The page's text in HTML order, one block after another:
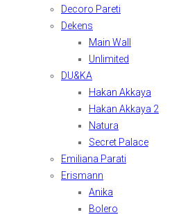
Decoro Pareti
Dekens
Main Wall
Unlimited
DU&KA
Hakan Akkaya
Hakan Akkaya 2
Natura
Secret Palace
Emiliana Parati
Erismann
Anika
Bolero